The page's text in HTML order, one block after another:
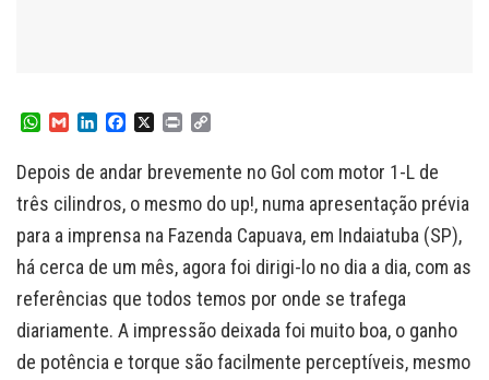
W
t
s
p
p
i
l
k
e
I
n
c
e
b
o
k
n
t
y
L
n
k
Depois de andar brevemente no Gol com motor 1-L de
três cilindros, o mesmo do up!, numa apresentação prévia
para a imprensa na Fazenda Capuava, em Indaiatuba (SP),
há cerca de um mês, agora foi dirigi-lo no dia a dia, com as
referências que todos temos por onde se trafega
diariamente. A impressão deixada foi muito boa, o ganho
de potência e torque são facilmente perceptíveis, mesmo